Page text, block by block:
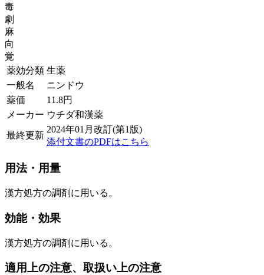
毒
劇
麻
向
覚
薬効分類 生薬
一般名
ニンドウ
薬価
11.8円
メーカー ウチダ和漢薬
最終更新
2024年01月改訂(第1版)
添付文書のPDFはこちら
用法・用量
漢方処方の調剤に用いる。
効能・効果
漢方処方の調剤に用いる。
適用上の注意、取扱い上の注意